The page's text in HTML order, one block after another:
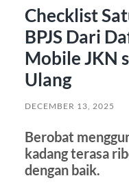
Checklist
BPJS Dari
Mobile JKN
Ulang
DECEMBER 13, 2025
Berobat
kadang terasa
dengan baik.